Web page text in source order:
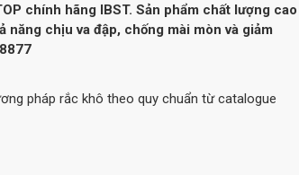
chính hãng IBST. Sản phẩm chất lượng cao
năng chịu va đập, chống mài mòn và giảm
pháp rắc khô theo quy chuẩn từ catalogue